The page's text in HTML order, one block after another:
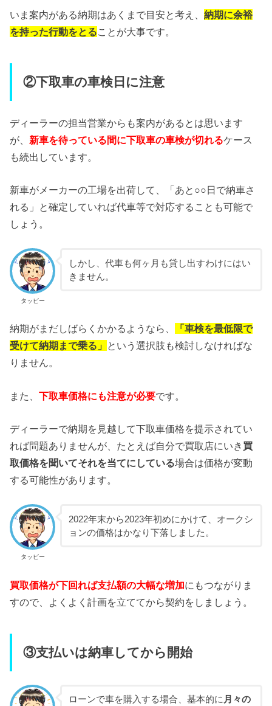
いま案内がある納期はあくまで目安と考え、納期に余裕
を持った行動をとる ことが大事です。
②下取車の車検日に注意
ディーラーの担当営業からも案内があるとは思います
が、 新車を待っている間に下取車の車検が切れるケース
も続出しています。
新車がメーカーの工場を出荷して、「あと○○日で納車さ
れる」と確定していれば代車等で対応することも可能で
しょう。
タッピー
しかし、代車も何ヶ月も貸し出すわけにはい
きません。
納期がまだしばらくかかるようなら、
「車検を最低限で
受けて納期まで乗る」 という選択肢も検討しなければな
りません。
また、下取車価格にも注意が必要です。
ディーラーで納期を見越して下取車価格を提示されてい
れば問題ありませんが、たとえば自分で買取店にいき 買
取価格を聞いてそれを当てにしている場合は価格が変動
する可能性があります。
タッピー
2022年末から2023年初めにかけて、オークシ
ョンの価格はかなり下落しました。
買取価格が下回れば支払額の大幅な増加にもつながりま
すので、よくよく計画を立ててから契約をしましょう。
③支払いは納車してから開始
ローンで車を購入する場合、基本的に 月々の